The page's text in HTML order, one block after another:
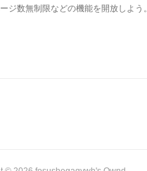
数無制限などの機能を開放しよう。